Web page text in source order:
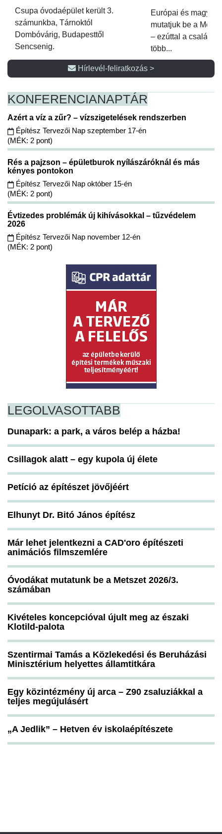
Csupa óvodaépület került 3.
számunkba, Tárnoktól
Dombóvárig, Budapesttől
Sencsenig.
Európai és magyar
mutatjuk be a
– ezúttal a családi
több...
Hírlevél-feliratkozás >
KONFERENCIANAPTÁR
Azért a víz a zűr? – vízszigetelések rendszerben
Építész Tervezői Nap szeptember 17-én
(MÉK: 2 pont)
Rés a pajzson – épületburok nyílászáróknál és más
kényes pontokon
Építész Tervezői Nap október 15-én
(MÉK: 2 pont)
Évtizedes problémák új kihívásokkal – tűzvédelem
2026
Építész Tervezői Nap november 12-én
(MÉK: 2 pont)
LEGOLVASOTTABB
Dunapark: a park, a város belép a házba!
Csillagok alatt – egy kupola új élete
Petíció az építészet jövőjéért
Elhunyt Dr. Bitó János építész
Már lehet jelentkezni a CAD'oro építészeti
animációs filmszemlére
Óvodákat mutatunk be a Metszet 2026/3.
számában
Kivételes koncepcióval újult meg az északi
Klotild-palota
Szentirmai Tamás a Közlekedési és Beruházási
Minisztérium helyettes államtitkára
Egy közintézmény új arca – Z90 zsaluziákkal a
teljes megújulásért
„A Jedlik” – Hetven év iskolaépítészete